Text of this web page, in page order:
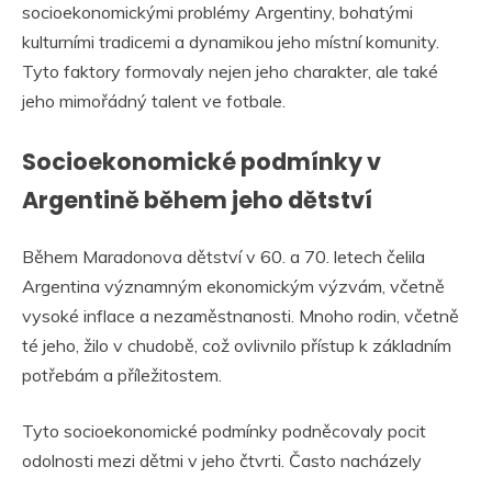
socioekonomickými problémy Argentiny, bohatými
kulturními tradicemi a dynamikou jeho místní komunity.
Tyto faktory formovaly nejen jeho charakter, ale také
jeho mimořádný talent ve fotbale.
Socioekonomické podmínky v
Argentině během jeho dětství
Během Maradonova dětství v 60. a 70. letech čelila
Argentina významným ekonomickým výzvám, včetně
vysoké inflace a nezaměstnanosti. Mnoho rodin, včetně
té jeho, žilo v chudobě, což ovlivnilo přístup k základním
potřebám a příležitostem.
Tyto socioekonomické podmínky podněcovaly pocit
odolnosti mezi dětmi v jeho čtvrti. Často nacházely